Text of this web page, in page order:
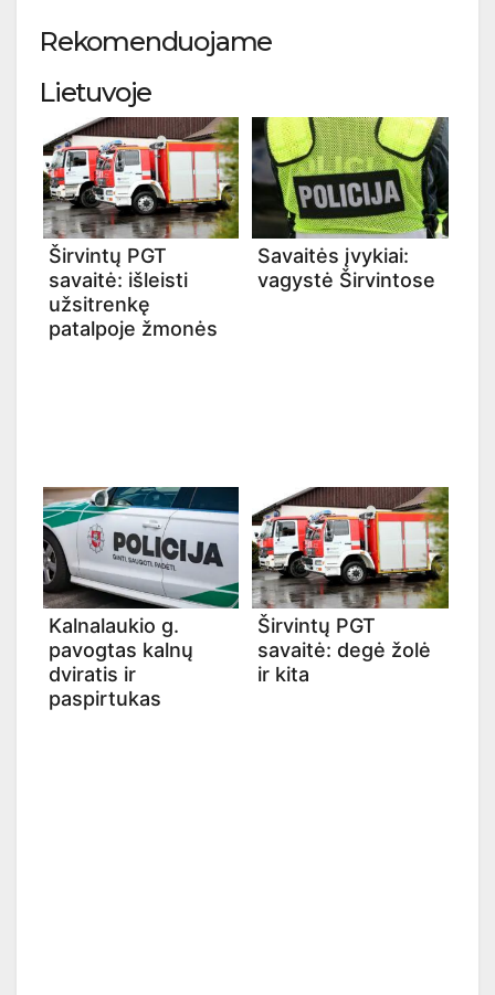
Rekomenduojame
Lietuvoje
Širvintų PGT
savaitė: išleisti
užsitrenkę
patalpoje žmonės
Savaitės įvykiai:
vagystė Širvintose
Kalnalaukio g.
pavogtas kalnų
dviratis ir
paspirtukas
Širvintų PGT
savaitė: degė žolė
ir kita